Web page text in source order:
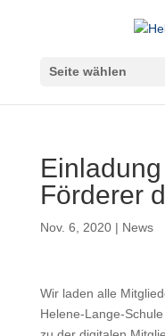
Seite wählen
Förderer
Nov. 6, 2020| News
Wir laden alle
Helene-Lange-Schule